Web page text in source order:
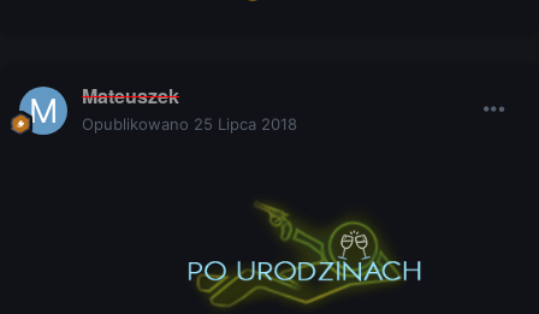
Mateuszek
Opublikowano 25 Lipca 2018